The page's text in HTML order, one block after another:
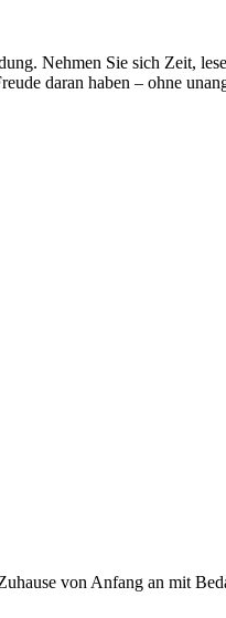
Nehmen Sie sich Zeit,
daran haben – ohne
von Anfang an mit